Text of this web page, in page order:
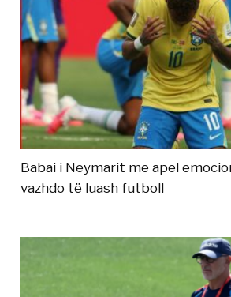
Babai i Neymarit me apel
vazhdo të luash futboll